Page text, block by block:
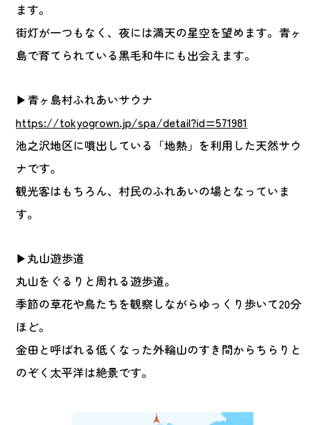
ます。
街灯が一つもなく、夜には満天の星空を望めます。青ヶ
島で育てられている黒毛和牛にも出会えます。
▶青ヶ島村ふれあいサウナ
https://tokyogrown.jp/spa/detail?id=571981
池之沢地区に噴出している「地熱」を利用した天然サウ
ナです。
観光客はもちろん、村民のふれあいの場となっていま
す。
▶丸山遊歩道
丸山をぐるりと周れる遊歩道。
季節の草花や鳥たちを観察しながらゆっくり歩いて20分
ほど。
金田と呼ばれる低くなった外輪山のすき間からちらりと
のぞく太平洋は絶景です。